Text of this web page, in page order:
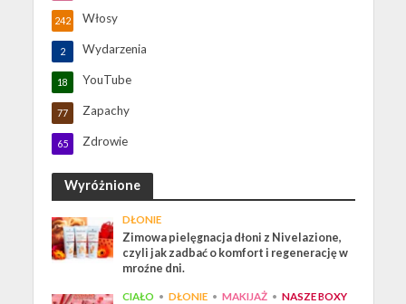
Włosy
242
Wydarzenia
2
YouTube
18
Zapachy
77
Zdrowie
65
Wyróżnione
DŁONIE
Zimowa pielęgnacja dłoni z Nivelazione,
czyli jak zadbać o komfort i regenerację w
mroźne dni.
CIAŁO • DŁONIE • MAKIJAŻ • NASZE BOXY